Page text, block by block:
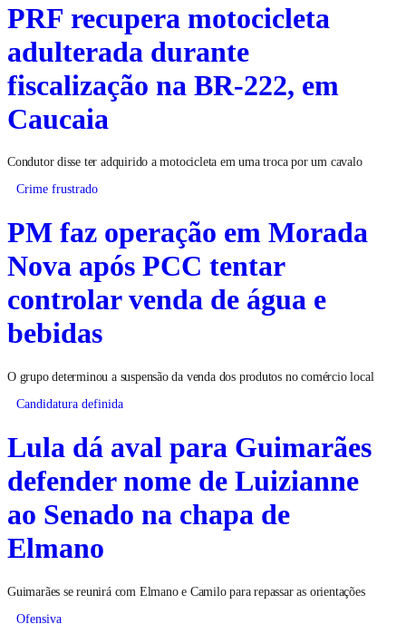
PRF recupera motocicleta
adulterada durante
fiscalização na BR-222, em
Caucaia
Condutor disse ter adquirido a motocicleta em uma troca por um cavalo
Crime frustrado
PM faz operação em Morada
Nova após PCC tentar
controlar venda de água e
bebidas
O grupo determinou a suspensão da venda dos produtos no comércio local
Candidatura definida
Lula dá aval para Guimarães
defender nome de Luizianne
ao Senado na chapa de
Elmano
Guimarães se reunirá com Elmano e Camilo para repassar as orientações
Ofensiva